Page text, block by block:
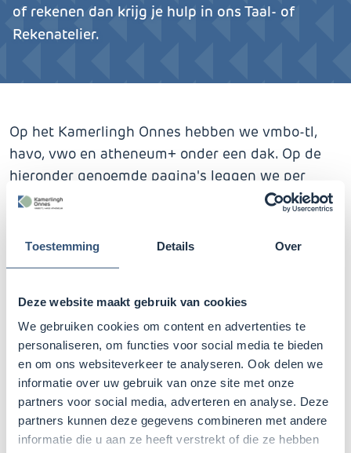
Toestemming Details Over
Deze website maakt gebruik van cookies
We gebruiken cookies om content en advertenties te
personaliseren, om functies voor social media te bieden
en om ons websiteverkeer te analyseren. Ook delen we
informatie over uw gebruik van onze site met onze
partners voor social media, adverteren en analyse. Deze
partners kunnen deze gegevens combineren met andere
informatie die u aan ze heeft verstrekt of die ze hebben
of rekenen dan krijg je hulp in ons Taal- of
Rekenatelier.
Op het Kamerlingh Onnes hebben we vmbo-tl,
havo, vwo en atheneum+ onder een dak. Op de
hieronder genoemde pagina's leggen we per
niveau uit hoe het werkt bij ons op school. Heb je
schoolgids.
Vmbo-tl Havo Vwo
Verder bieden we al onze leerlingen veel
interessante, nuttige en mooie lesinhoud. Waar je
talent ook ligt, bij ons kun je er wat mee. En ben
je nog op zoek naar wat je leuk, interessant en